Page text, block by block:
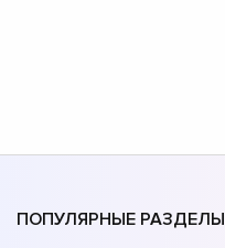
ПОПУЛЯРНЫЕ РАЗДЕЛЫ